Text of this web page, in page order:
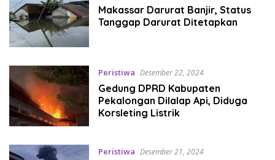
Makassar Darurat Banjir, Status
Tanggap Darurat Ditetapkan
Peristiwa Desember 22, 2024
Gedung DPRD Kabupaten
Pekalongan Dilalap Api, Diduga
Korsleting Listrik
Peristiwa Desember 21, 2024